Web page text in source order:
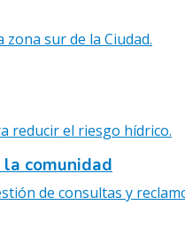
sur de la Ciudad.
reducir el riesgo hídrico.
la comunidad
de consultas y